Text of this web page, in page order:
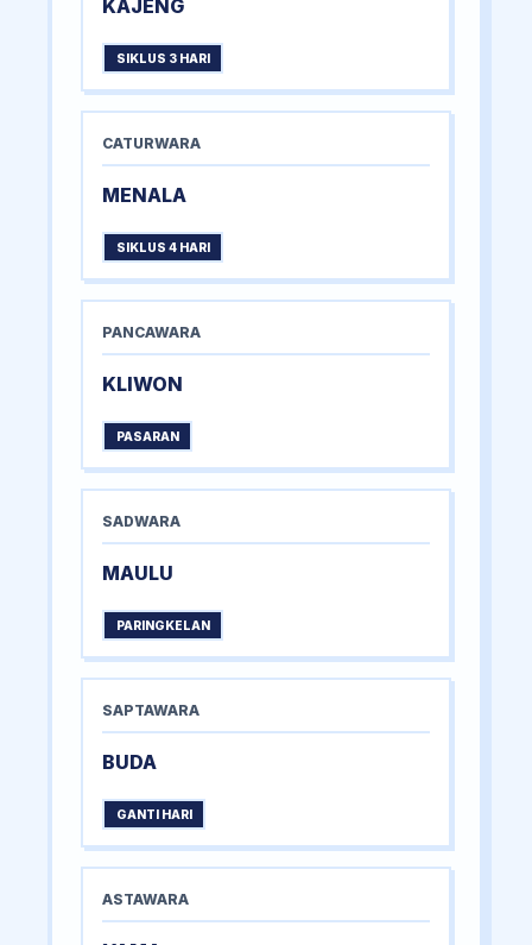
KAJENG
SIKLUS 3 HARI
CATURWARA
MENALA
SIKLUS 4 HARI
PANCAWARA
KLIWON
PASARAN
SADWARA
MAULU
PARINGKELAN
SAPTAWARA
BUDA
GANTI HARI
ASTAWARA